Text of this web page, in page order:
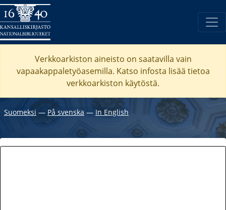
Verkkoarkiston aineisto on saatavilla vain
vapaakappaletyöasemilla. Katso infosta lisää tietoa
verkkoarkiston käytöstä.
Suomeksi ― På svenska ― In English